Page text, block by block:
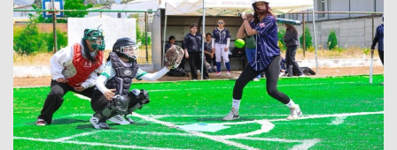
FOTO GALERİ
VİDEO GALERİ
KÜNYE
İLETİŞİM